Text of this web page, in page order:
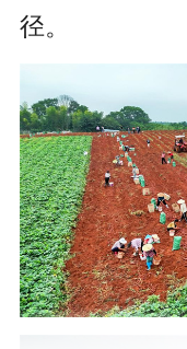
径。